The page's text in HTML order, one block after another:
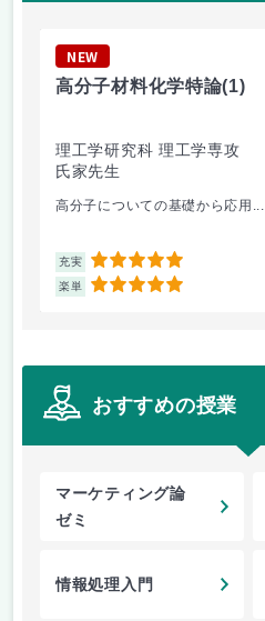
NEW
高分子材料化学特論(1)
理工学研究科 理工学専攻
氏家先生
高分子についての基礎から応用...
充実 5
楽単 5
おすすめの授業
マーケティング論
ゼミ
情報処理入門